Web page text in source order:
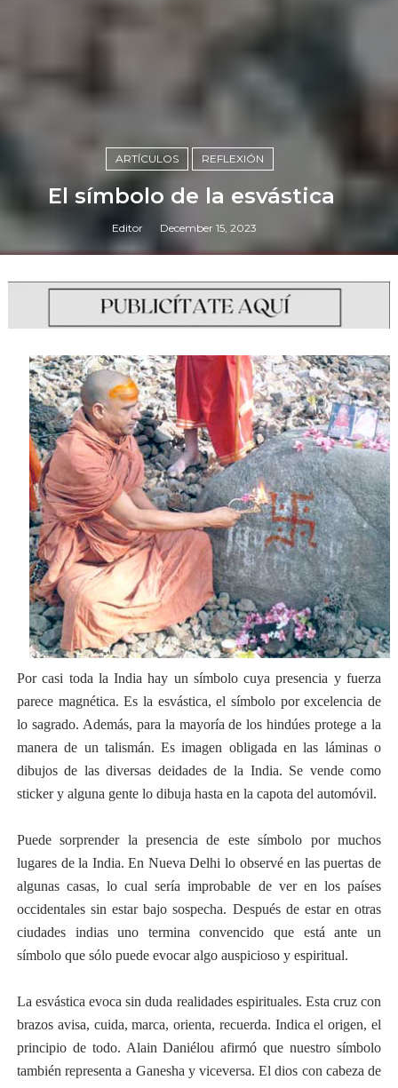
ARTÍCULOS REFLEXIÓN
El símbolo de la esvástica
Editor December 15, 2023
Por casi toda la India hay un símbolo cuya presencia y fuerza
parece magnética. Es la esvástica, el símbolo por excelencia de
lo sagrado. Además, para la mayoría de los hindúes protege a la
manera de un talismán. Es imagen obligada en las láminas o
dibujos de las diversas deidades de la India. Se vende como
sticker y alguna gente lo dibuja hasta en la capota del automóvil.
Puede sorprender la presencia de este símbolo por muchos
lugares de la India. En Nueva Delhi lo observé en las puertas de
algunas casas, lo cual sería improbable de ver en los países
occidentales sin estar bajo sospecha. Después de estar en otras
ciudades indias uno termina convencido que está ante un
símbolo que sólo puede evocar algo auspicioso y espiritual.
La esvástica evoca sin duda realidades espirituales. Esta cruz con
brazos avisa, cuida, marca, orienta, recuerda. Indica el origen, el
principio de todo. Alain Daniélou afirmó que nuestro símbolo
también representa a Ganesha y viceversa. El dios con cabeza de